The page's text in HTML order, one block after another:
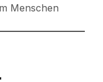
Menschen